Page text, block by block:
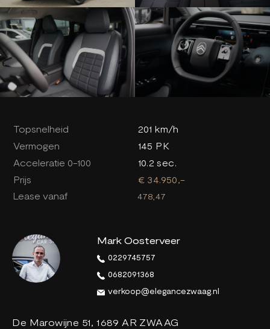
Topsnelheid
201 km/h
Vermogen
145 PK
Acceleratie 0-100
10.2 sec.
Prijs
€ 34.950,-
Lease vanaf
478,47
Mark Oosterveer
0229745757
0682091368
verkoop@elegancezwaag.nl
De Marowijne 51, 1689 AR ZWAAG